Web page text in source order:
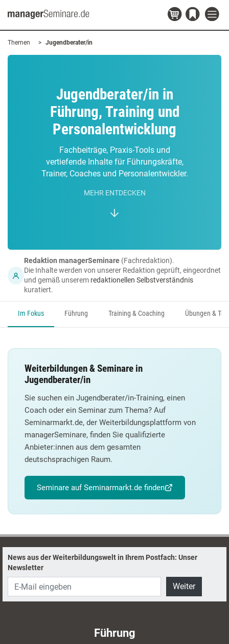
Themen Jugendberater/in
Jugendberater/in in
Führung, Training und
Personalentwicklung
Fachbeiträge, Praxis-Tools und
vertiefende Inhalte für Führungskräfte,
Trainer, Coaches und Personalentwickler.
MEHR ENTDECKEN
Redaktion managerSeminare (Fachredaktion).
Die Inhalte werden von unserer Redaktion geprüft, eingeordnet
und gemäß unserem redaktionellen Selbstverständnis
kuratiert.
Im Fokus Führung Training & Coaching Übungen &
Weiterbildungen & Seminare in
Jugendberater/in
Sie suchen ein Jugendberater/in-Training, einen
Coach oder ein Seminar zum Thema? Auf
Seminarmarkt.de, der Weiterbildungsplattform von
managerSeminare, finden Sie qualifizierte
Anbieter:innen aus dem gesamten
deutschsprachigen Raum.
Seminare auf Seminarmarkt.de finden
News aus der Weiterbildungswelt in Ihrem Postfach: Unser
Newsletter
Weiter
Führung